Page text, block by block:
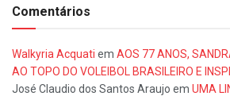
Comentários
Walkyria Acquati em AOS 77 ANOS,
AO TOPO DO VOLEIBOL BRASILEIRO E
José Claudio dos Santos Araujo em UMA